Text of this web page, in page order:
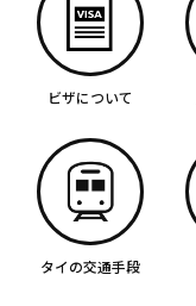
ビザについて
タイの交通手段